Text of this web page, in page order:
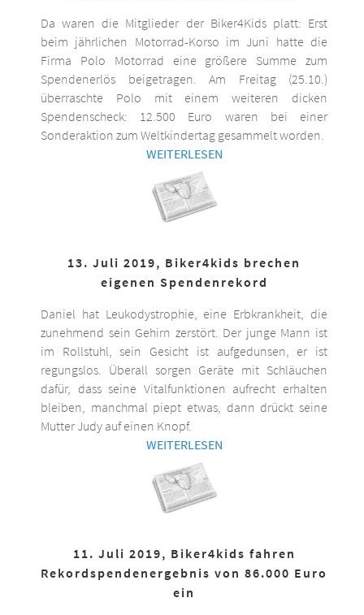
Da waren die Mitglieder der Biker4Kids platt: Erst
beim jährlichen Motorrad-Korso im Juni hatte die
Firma Polo Motorrad eine größere Summe zum
Spendenerlös beigetragen. Am Freitag (25.10.)
überraschte Polo mit einem weiteren dicken
Spendenscheck: 12.500 Euro waren bei einer
Sonderaktion zum Weltkindertag gesammelt worden.
WEITERLESEN
13. Juli 2019, Biker4kids brechen
eigenen Spendenrekord
Daniel hat Leukodystrophie, eine Erbkrankheit, die
zunehmend sein Gehirn zerstört. Der junge Mann ist
im Rollstuhl, sein Gesicht ist aufgedunsen, er ist
regungslos. Überall sorgen Geräte mit Schläuchen
dafür, dass seine Vitalfunktionen aufrecht erhalten
bleiben, manchmal piept etwas, dann drückt seine
Mutter Judy auf einen Knopf.
WEITERLESEN
11. Juli 2019, Biker4kids fahren
Rekordspendenergebnis von 86.000 Euro
ein